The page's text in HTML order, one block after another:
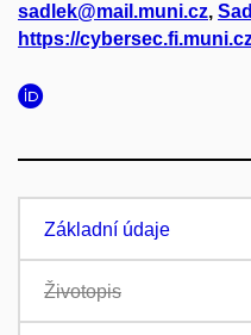
sadlek@mail.muni.cz,
https://
Základní údaje
Životopis